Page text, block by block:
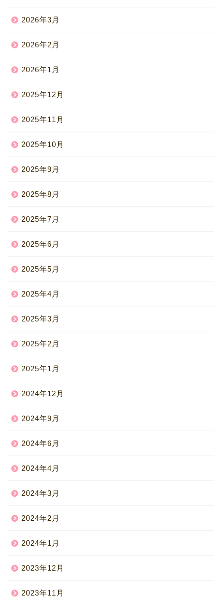
2026年3月
2026年2月
2026年1月
2025年12月
2025年11月
2025年10月
2025年9月
2025年8月
2025年7月
2025年6月
2025年5月
2025年4月
2025年3月
2025年2月
2025年1月
2024年12月
2024年9月
2024年6月
2024年4月
2024年3月
2024年2月
2024年1月
2023年12月
2023年11月